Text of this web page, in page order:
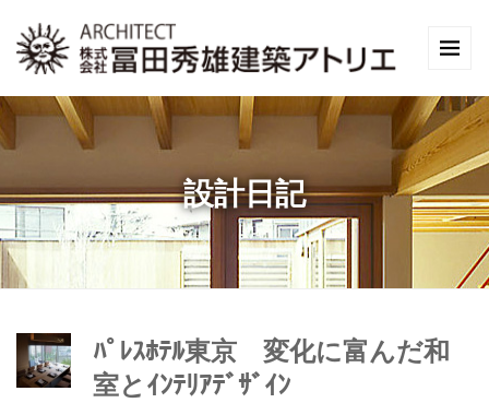
設計日記
ﾊﾟﾚｽﾎﾃﾙ東京 変化に富んだ和
室とｲﾝﾃﾘｱﾃﾞｻﾞｲﾝ